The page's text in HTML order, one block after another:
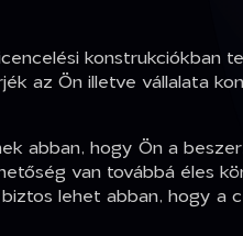
konstrukciókban
az Ön illetve vállalata
abban, hogy Ön a
van továbbá éles
lehet abban, hogy